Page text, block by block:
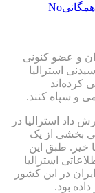
همگانیNo
و عضو کنونی
استرالیا
کرده‌اند
و سپاه کنند.
پیشتر گزارش داد استرالیا در
بخشی از یک
خیر. طبق این
استرالیا
در این کشور
بود.